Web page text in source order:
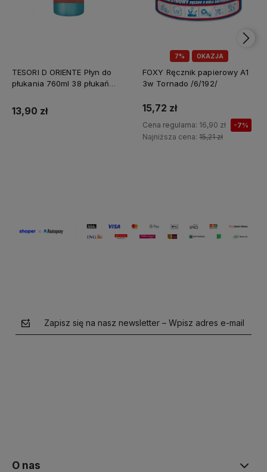
TESORI D ORIENTE Płyn do
płukania 760ml 38 płukań
13,90 zł
7% OKAZJA
FOXY Ręcznik papierowy A1
3w Tornado /6/192/
15,72 zł
Cena regularna: 16,90 zł -7%
Najniższa cena: 15,21 zł
Zapisz się na nasz newsletter – Wpisz adres e-mail
O nas